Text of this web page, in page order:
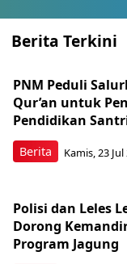
Berita Terkini
Berita
PNM Peduli
Qur’an untuk
Pendidikan
Kamis, 23
Polisi dan Leles
Dorong
Program Jagung